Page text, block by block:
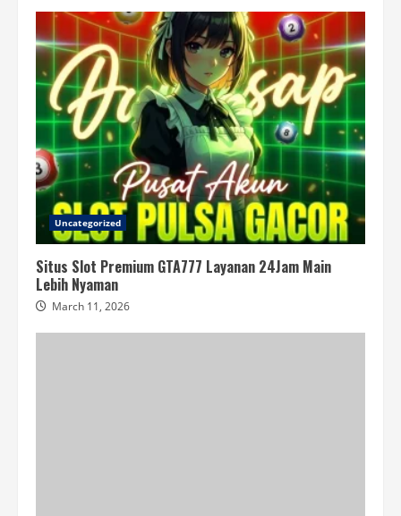
Uncategorized
Situs Slot Premium GTA777 Layanan 24Jam Main
Lebih Nyaman
March 11, 2026